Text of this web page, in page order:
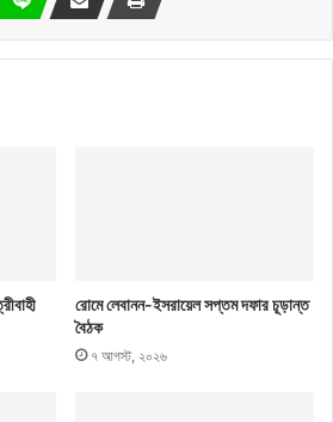
রোমে লেবানন-ইসরায়েল সপ্তম দফার চূড়ান্ত
বৈঠক
৭ আগস্ট, ২০২৬